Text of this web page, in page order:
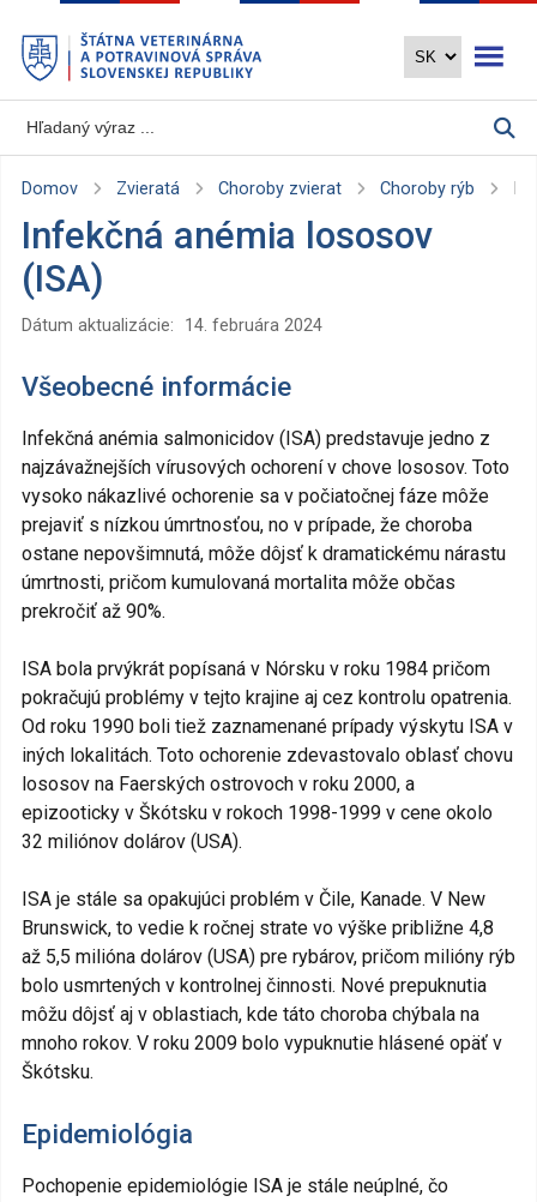
hlavný
obsah
Domov Zvieratá Choroby zvierat Choroby rýb
Infekčná anémia lososov
(ISA)
Dátum aktualizácie: 14. februára 2024
Všeobecné informácie
Infekčná anémia salmonicidov (ISA) predstavuje jedno z
najzávažnejších vírusových ochorení v chove lososov. Toto
vysoko nákazlivé ochorenie sa v počiatočnej fáze môže
prejaviť s nízkou úmrtnosťou, no v prípade, že choroba
ostane nepovšimnutá, môže dôjsť k dramatickému nárastu
úmrtnosti, pričom kumulovaná mortalita môže občas
prekročiť až 90%.
ISA bola prvýkrát popísaná v Nórsku v roku 1984 pričom
pokračujú problémy v tejto krajine aj cez kontrolu opatrenia.
Od roku 1990 boli tiež zaznamenané prípady výskytu ISA v
iných lokalitách. Toto ochorenie zdevastovalo oblasť chovu
lososov na Faerských ostrovoch v roku 2000, a
epizooticky v Škótsku v rokoch 1998-1999 v cene okolo
32 miliónov dolárov (USA).
ISA je stále sa opakujúci problém v Čile, Kanade. V New
Brunswick, to vedie k ročnej strate vo výške približne 4,8
až 5,5 milióna dolárov (USA) pre rybárov, pričom milióny rýb
bolo usmrtených v kontrolnej činnosti. Nové prepuknutia
môžu dôjsť aj v oblastiach, kde táto choroba chýbala na
mnoho rokov. V roku 2009 bolo vypuknutie hlásené opäť v
Škótsku.
Epidemiológia
Pochopenie epidemiológie ISA je stále neúplné, čo